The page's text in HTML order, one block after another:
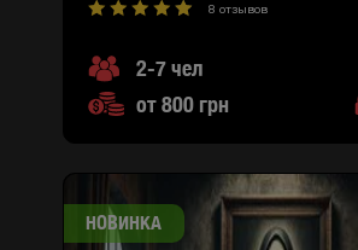
8 отзывов
2-7 чел
от 800 грн
НОВИНКА